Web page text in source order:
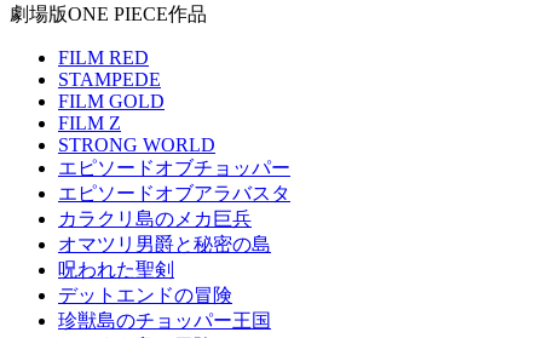
劇場版ONE PIECE作品
FILM RED
STAMPEDE
FILM GOLD
FILM Z
STRONG WORLD
エピソードオブチョッパー
エピソードオブアラバスタ
カラクリ島のメカ巨兵
オマツリ男爵と秘密の島
呪われた聖剣
デットエンドの冒険
珍獣島のチョッパー王国